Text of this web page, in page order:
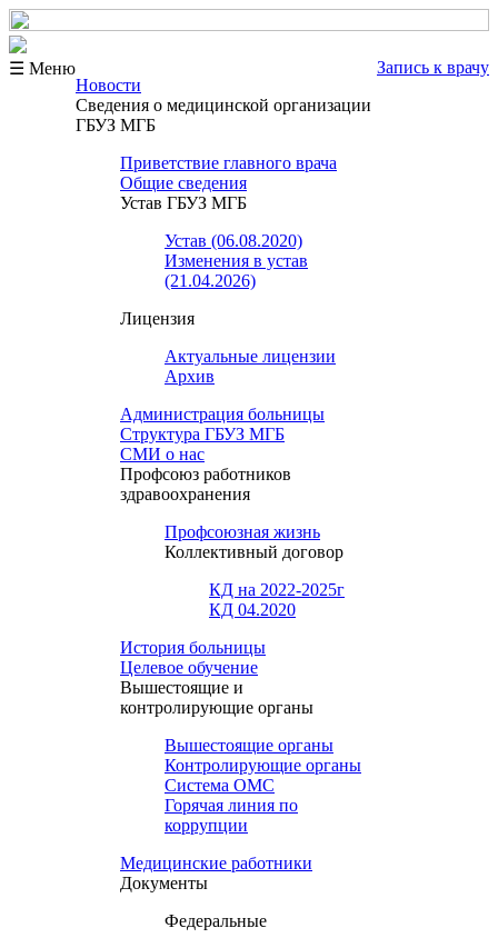
☰ Меню
Запись к врачу
Новости
Сведения о медицинской организации
ГБУЗ МГБ
Приветствие главного врача
Общие сведения
Устав ГБУЗ МГБ
Устав (06.08.2020)
Изменения в устав
(21.04.2026)
Лицензия
Актуальные лицензии
Архив
Администрация больницы
Структура ГБУЗ МГБ
СМИ о нас
Профсоюз работников
здравоохранения
Профсоюзная жизнь
Коллективный договор
КД на 2022-2025г
КД 04.2020
История больницы
Целевое обучение
Вышестоящие и
контролирующие органы
Вышестоящие органы
Контролирующие органы
Система ОМС
Горячая линия по
коррупции
Медицинские работники
Документы
Федеральные